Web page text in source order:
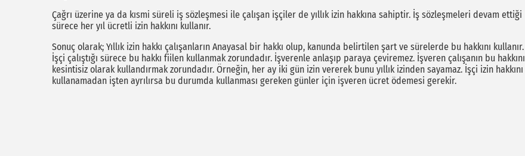
Çağrı üzerine ya da kısmi süreli iş sözleşmesi ile çalışan işçiler de yıllık izin hakkına sahiptir. İş sözleşmeleri devam ettiği
sürece her yıl ücretli izin hakkını kullanır.
Sonuç olarak; Yıllık izin hakkı çalışanların Anayasal bir hakkı olup, kanunda belirtilen şart ve sürelerde bu hakkını kullanır.
İşçi çalıştığı sürece bu hakkı fiilen kullanmak zorundadır. İşverenle anlaşıp paraya çeviremez. İşveren çalışanın bu hakkını
kesintisiz olarak kullandırmak zorundadır. Örneğin, her ay iki gün izin vererek bunu yıllık izinden sayamaz. İşçi izin hakkını
kullanamadan işten ayrılırsa bu durumda kullanması gereken günler için işveren ücret ödemesi gerekir.